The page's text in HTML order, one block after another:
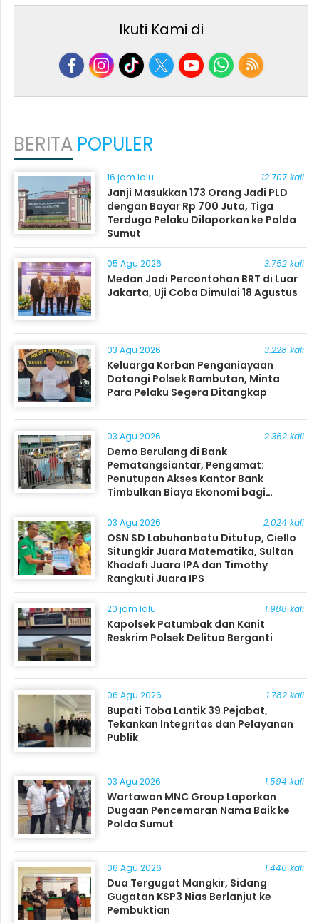
Ikuti Kami di
BERITA POPULER
16 jam lalu 12.707 kali
Janji Masukkan 173 Orang Jadi PLD
dengan Bayar Rp 700 Juta, Tiga
Terduga Pelaku Dilaporkan ke Polda
Sumut
05 Agu 2026 3.752 kali
Medan Jadi Percontohan BRT di Luar
Jakarta, Uji Coba Dimulai 18 Agustus
03 Agu 2026 3.228 kali
Keluarga Korban Penganiayaan
Datangi Polsek Rambutan, Minta
Para Pelaku Segera Ditangkap
03 Agu 2026 2.362 kali
Demo Berulang di Bank
Pematangsiantar, Pengamat:
Penutupan Akses Kantor Bank
Timbulkan Biaya Ekonomi bagi
Masyarakat
03 Agu 2026 2.024 kali
OSN SD Labuhanbatu Ditutup, Ciello
Situngkir Juara Matematika, Sultan
Khadafi Juara IPA dan Timothy
Rangkuti Juara IPS
20 jam lalu 1.988 kali
Kapolsek Patumbak dan Kanit
Reskrim Polsek Delitua Berganti
06 Agu 2026 1.782 kali
Bupati Toba Lantik 39 Pejabat,
Tekankan Integritas dan Pelayanan
Publik
03 Agu 2026 1.594 kali
Wartawan MNC Group Laporkan
Dugaan Pencemaran Nama Baik ke
Polda Sumut
06 Agu 2026 1.446 kali
Dua Tergugat Mangkir, Sidang
Gugatan KSP3 Nias Berlanjut ke
Pembuktian